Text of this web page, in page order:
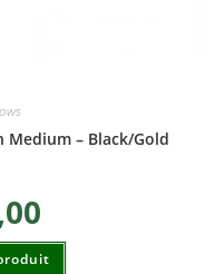
Medium – Black/Gold